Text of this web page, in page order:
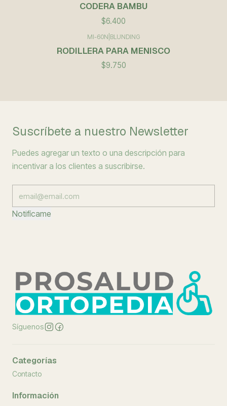
CODERA BAMBU
$6.400
MI-60N BLUNDING
RODILLERA PARA MENISCO
$9.750
Suscríbete a nuestro Newsletter
Puedes agregar un texto o una descripción para
incentivar a los clientes a suscribirse.
Notifícame
Síguenos
Categorías
Contacto
Información